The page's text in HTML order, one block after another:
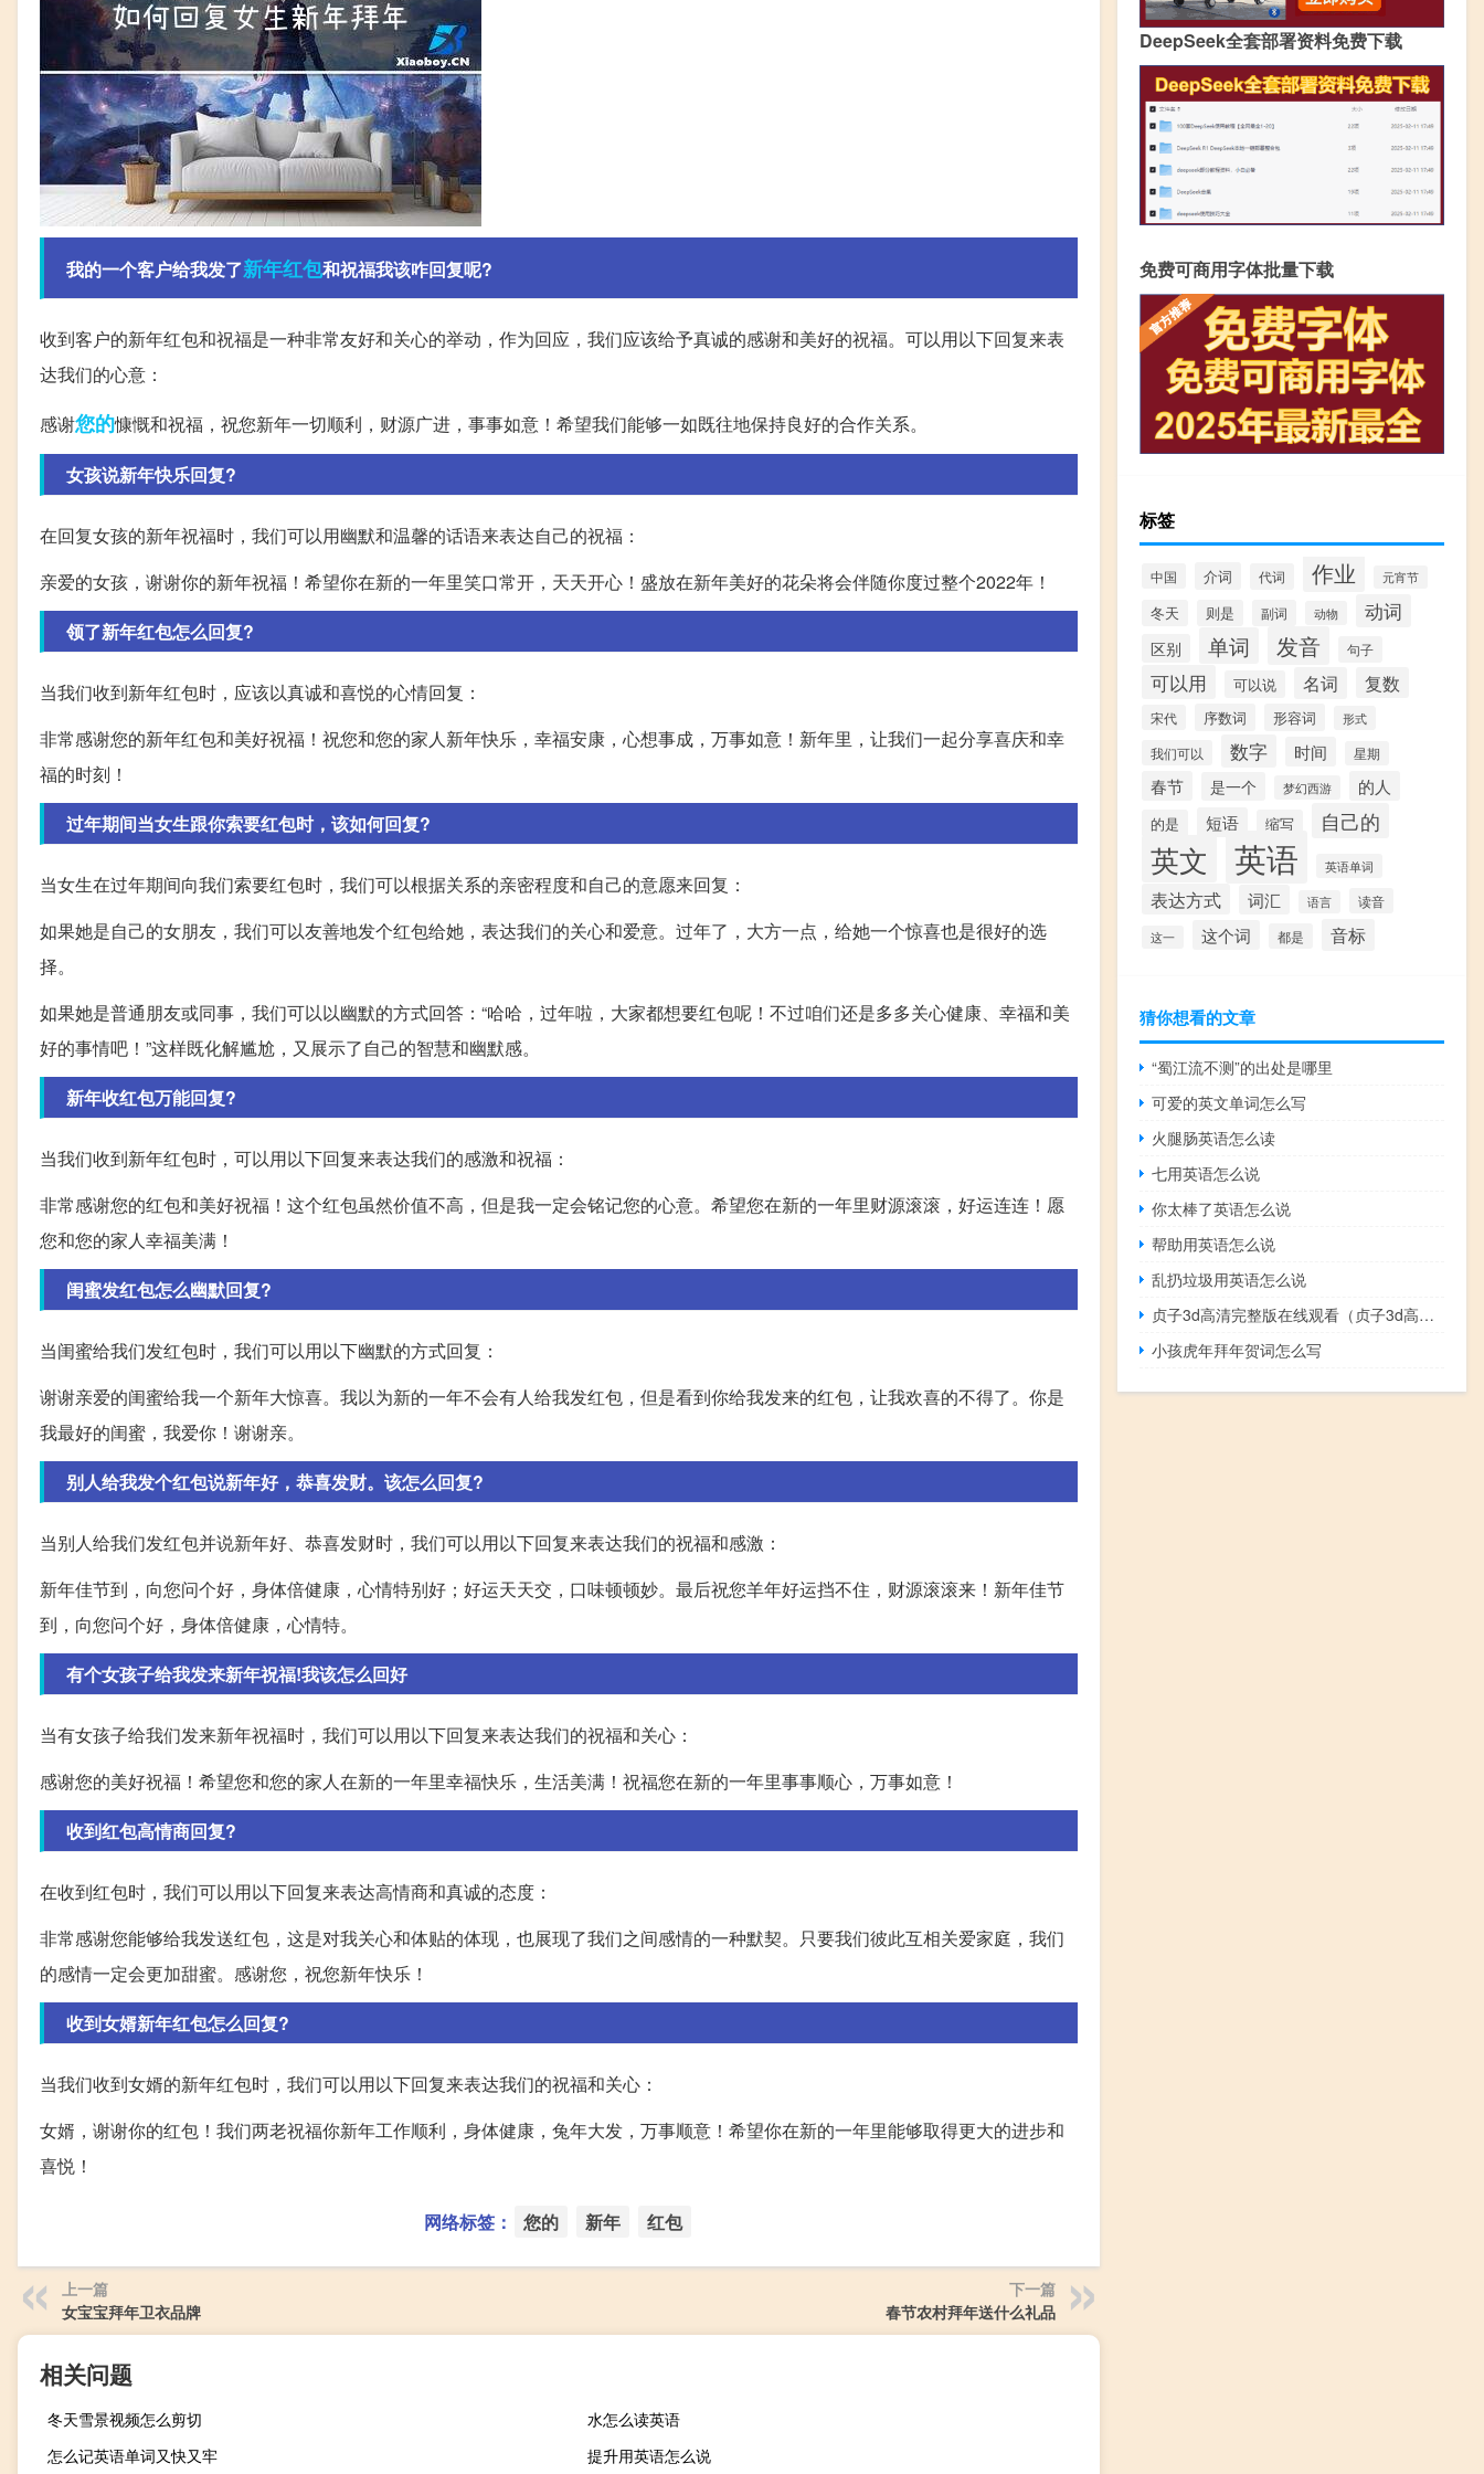
我的一个客户给我发了新年红包和祝福我该咋回复呢?
收到客户的新年红包和祝福是一种非常友好和关心的举动，作为回应，我们应该给予真诚的感谢和美好的祝福。可以用以下回复来表
达我们的心意：
感谢您的慷慨和祝福，祝您新年一切顺利，财源广进，事事如意！希望我们能够一如既往地保持良好的合作关系。
女孩说新年快乐回复?
在回复女孩的新年祝福时，我们可以用幽默和温馨的话语来表达自己的祝福：
亲爱的女孩，谢谢你的新年祝福！希望你在新的一年里笑口常开，天天开心！盛放在新年美好的花朵将会伴随你度过整个2022年！
领了新年红包怎么回复?
当我们收到新年红包时，应该以真诚和喜悦的心情回复：
非常感谢您的新年红包和美好祝福！祝您和您的家人新年快乐，幸福安康，心想事成，万事如意！新年里，让我们一起分享喜庆和幸
福的时刻！
过年期间当女生跟你索要红包时，该如何回复?
当女生在过年期间向我们索要红包时，我们可以根据关系的亲密程度和自己的意愿来回复：
如果她是自己的女朋友，我们可以友善地发个红包给她，表达我们的关心和爱意。过年了，大方一点，给她一个惊喜也是很好的选
择。
如果她是普通朋友或同事，我们可以以幽默的方式回答：“哈哈，过年啦，大家都想要红包呢！不过咱们还是多多关心健康、幸福和美
好的事情吧！”这样既化解尴尬，又展示了自己的智慧和幽默感。
新年收红包万能回复?
当我们收到新年红包时，可以用以下回复来表达我们的感激和祝福：
非常感谢您的红包和美好祝福！这个红包虽然价值不高，但是我一定会铭记您的心意。希望您在新的一年里财源滚滚，好运连连！愿
您和您的家人幸福美满！
闺蜜发红包怎么幽默回复?
当闺蜜给我们发红包时，我们可以用以下幽默的方式回复：
谢谢亲爱的闺蜜给我一个新年大惊喜。我以为新的一年不会有人给我发红包，但是看到你给我发来的红包，让我欢喜的不得了。你是
我最好的闺蜜，我爱你！谢谢亲。
别人给我发个红包说新年好，恭喜发财。该怎么回复?
当别人给我们发红包并说新年好、恭喜发财时，我们可以用以下回复来表达我们的祝福和感激：
新年佳节到，向您问个好，身体倍健康，心情特别好；好运天天交，口味顿顿妙。最后祝您羊年好运挡不住，财源滚滚来！新年佳节
到，向您问个好，身体倍健康，心情特。
有个女孩子给我发来新年祝福!我该怎么回好
当有女孩子给我们发来新年祝福时，我们可以用以下回复来表达我们的祝福和关心：
感谢您的美好祝福！希望您和您的家人在新的一年里幸福快乐，生活美满！祝福您在新的一年里事事顺心，万事如意！
收到红包高情商回复?
在收到红包时，我们可以用以下回复来表达高情商和真诚的态度：
非常感谢您能够给我发送红包，这是对我关心和体贴的体现，也展现了我们之间感情的一种默契。只要我们彼此互相关爱家庭，我们
的感情一定会更加甜蜜。感谢您，祝您新年快乐！
收到女婿新年红包怎么回复?
当我们收到女婿的新年红包时，我们可以用以下回复来表达我们的祝福和关心：
女婿，谢谢你的红包！我们两老祝福你新年工作顺利，身体健康，兔年大发，万事顺意！希望你在新的一年里能够取得更大的进步和
喜悦！
网络标签： 您的 新年 红包
上一篇
女宝宝拜年卫衣品牌
下一篇
春节农村拜年送什么礼品
相关问题
冬天雪景视频怎么剪切
水怎么读英语
怎么记英语单词又快又牢
提升用英语怎么说
DeepSeek全套部署资料免费下载
免费可商用字体批量下载
标签
中国 介词 代词 作业 元宵节
冬天 则是 副词 动物 动词
区别 单词 发音 句子
可以用 可以说 名词 复数
宋代 序数词 形容词 形式
我们可以 数字 时间 星期
春节 是一个 梦幻西游 的人
的是 短语 缩写 自己的
英文 英语 英语单词
表达方式 词汇 语言 读音
这一 这个词 都是 音标
猜你想看的文章
“蜀江流不测”的出处是哪里
可爱的英文单词怎么写
火腿肠英语怎么读
七用英语怎么说
你太棒了英语怎么说
帮助用英语怎么说
乱扔垃圾用英语怎么说
贞子3d高清完整版在线观看（贞子3d高清完整版）
小孩虎年拜年贺词怎么写